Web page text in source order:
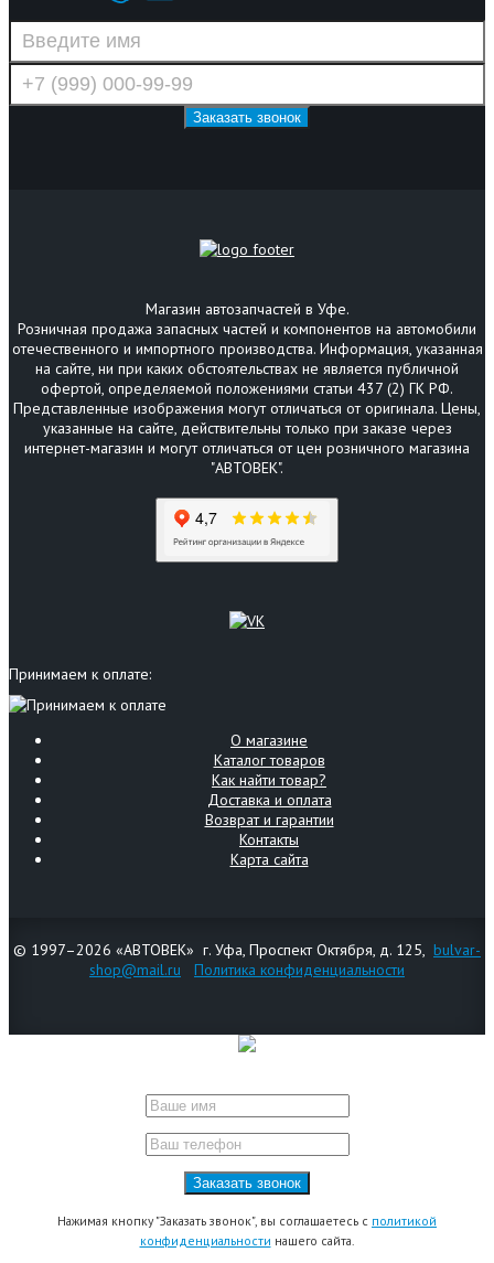
Магазин автозапчастей в Уфе.
Розничная продажа запасных частей и компонентов на автомобили
отечественного и импортного производства. Информация, указанная
на сайте, ни при каких обстоятельствах не является публичной
офертой, определяемой положениями статьи 437 (2) ГК РФ.
Представленные изображения могут отличаться от оригинала. Цены,
указанные на сайте, действительны только при заказе через
интернет-магазин и могут отличаться от цен розничного магазина
"АВТОВЕК".
Принимаем к оплате:
О магазине
Каталог товаров
Как найти товар?
Доставка и оплата
Возврат и гарантии
Контакты
Карта сайта
© 1997–2026 «АВТОВЕК» г. Уфа, Проспект Октября, д. 125, bulvar-
shop@mail.ru
Политика конфиденциальности
Нажимая кнопку "Заказать звонок", вы соглашаетесь с политикой
конфиденциальности нашего сайта.